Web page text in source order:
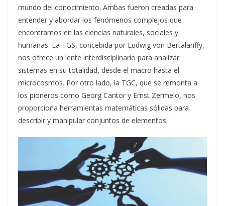
mundo del conocimiento. Ambas fueron creadas para
entender y abordar los fenómenos complejos que
encontramos en las ciencias naturales, sociales y
humanas. La TGS, concebida por Ludwig von Bertalanffy,
nos ofrece un lente interdisciplinario para analizar
sistemas en su totalidad, desde el macro hasta el
microcosmos. Por otro lado, la TGC, que se remonta a
los pioneros como Georg Cantor y Ernst Zermelo, nos
proporciona herramientas matemáticas sólidas para
describir y manipular conjuntos de elementos.